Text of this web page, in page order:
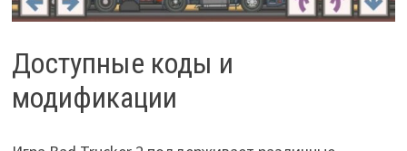
Доступные коды и
модификации